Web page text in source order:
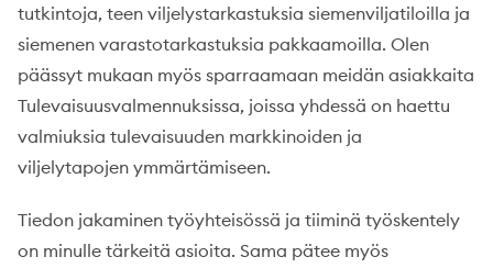
tutkintoja, teen viljelystarkastuksia siemenviljatiloilla ja
siemenen varastotarkastuksia pakkaamoilla. Olen
päässyt mukaan myös sparraamaan meidän asiakkaita
Tulevaisuusvalmennuksissa, joissa yhdessä on haettu
valmiuksia tulevaisuuden markkinoiden ja
viljelytapojen ymmärtämiseen.
Tiedon jakaminen työyhteisössä ja tiiminä työskentely
on minulle tärkeitä asioita. Sama pätee myös